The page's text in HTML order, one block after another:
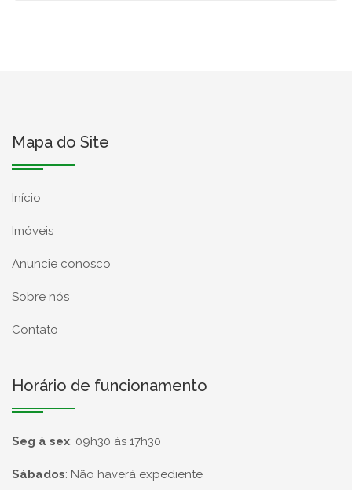
Mapa do Site
Início
Imóveis
Anuncie conosco
Sobre nós
Contato
Horário de funcionamento
Seg à sex: 09h30 às 17h30
Sábados: Não haverá expediente